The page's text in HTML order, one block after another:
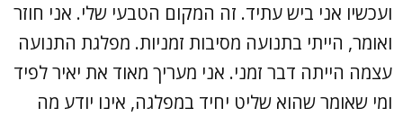
ועכשיו אני ביש עתיד. זה המקום הטבעי שלי. אני חוזר
ואומר, הייתי בתנועה מסיבות זמניות. מפלגת התנועה
עצמה הייתה דבר זמני. אני מעריך מאוד את יאיר לפיד
ומי שאומר שהוא שליט יחיד במפלגה, אינו יודע מה